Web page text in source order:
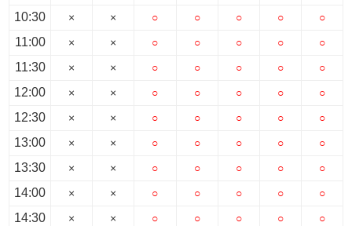
10:30
11:00
11:30
12:00
12:30
13:00
13:30
14:00
14:30
×
×
×
×
×
×
×
×
×
×
×
×
×
×
×
×
×
×
○
○
○
○
○
○
○
○
○
○
○
○
○
○
○
○
○
○
○
○
○
○
○
○
○
○
○
○
○
○
○
○
○
○
○
○
○
○
○
○
○
○
○
○
○